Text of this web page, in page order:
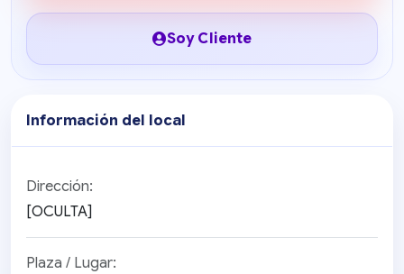
Soy Cliente
Información del local
Dirección:
[OCULTA]
Plaza / Lugar: